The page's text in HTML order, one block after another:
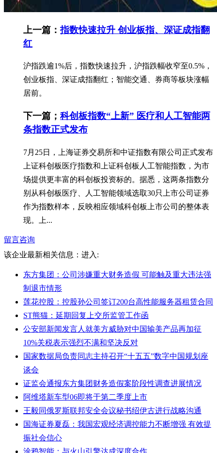
上一篇：指数快速拉升 创业板指、深证成指翻
红
沪指跌逾1%后，指数快速拉升，沪指跌幅收窄至0.5%，
创业板指、深证成指翻红；智能交通、券商等板块涨幅
居前。
下一篇； 科创板指数“上新” 医疗和人工智能两
条指数正式发布
7月25日，上海证券交易所和中证指数有限公司正式发布
上证科创板医疗指数和上证科创板人工智能指数，为市
场提供更丰富的科创板投资标的。据悉，这两条指数分
别从科创板医疗、人工智能领域选取30只上市公司证券
作为指数样本，反映相应领域科创板上市公司的整体表
现。上...
留言咨询
该企业最新相关信息： 进入:
东方集团：公司涉嫌重大财务造假 可能触及重大违法强
制退市情形
莲花控股：控股孙公司签订200台高性能服务器租赁合同
ST熊猫：延期回复上交所监管工作函
公安部新闻发言人就美方威胁对中国输美产品再加征
10%关税表示强烈不满和坚决反对
国家数据局负责同志主持召开“十五五”数字中国规划座
谈会
证监会通报东方集团财务造假案阶段性调查进展情况
阿维塔新车型06即将于第二季度上市
王毅同俄罗斯联邦安全会议秘书绍伊古进行战略沟通
国海证券夏磊：我国宏观经济调控能力不断增强 有效提
振社会信心
涂鸦智能：与火山引擎达成深度合作